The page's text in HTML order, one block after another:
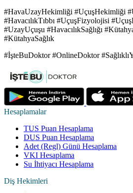
#HavaUzayHekimliği #UçuşHekimliği
#HavacılıkTıbbı #UçuşFizyolojisi
#UzayUçuşu #HavacılıkSağlığı
#KütahyaSağlık
#İşteBuDoktor #OnlineDoktor
Hesaplamalar
TUS Puan Hesaplama
DUS Puan Hesaplama
Adet (Regl) Günü Hesaplama
VKI Hesaplama
Su İhtiyacı Hesaplama
Diş Hekimleri